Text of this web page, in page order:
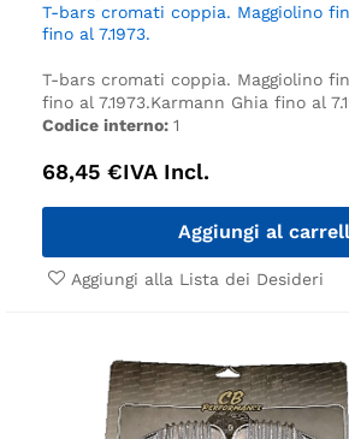
T-bars cromati coppia. Maggiolino
fino al 7.1973.
T-bars cromati coppia. Maggiolino
fino al 7.1973.Karmann Ghia fino al
Codice interno: 1
68,45 €IVA Incl.
Aggiungi al
Aggiungi alla Lista dei Desideri